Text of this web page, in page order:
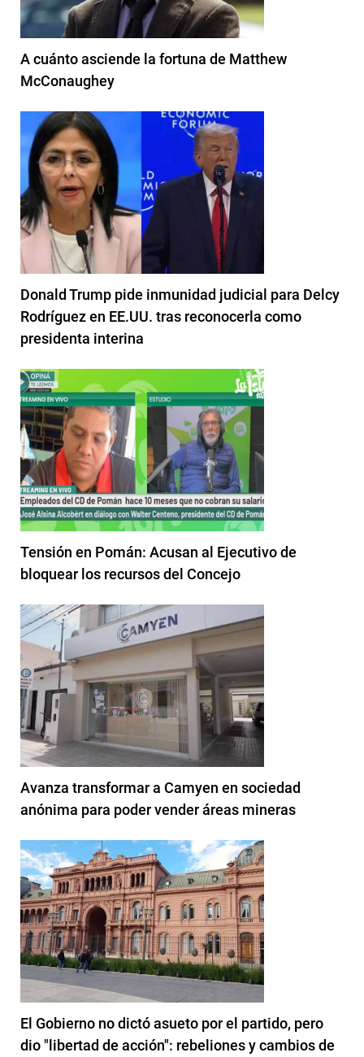
A cuánto asciende la fortuna de Matthew
McConaughey
Donald Trump pide inmunidad judicial para Delcy
Rodríguez en EE.UU. tras reconocerla como
presidenta interina
Tensión en Pomán: Acusan al Ejecutivo de
bloquear los recursos del Concejo
Avanza transformar a Camyen en sociedad
anónima para poder vender áreas mineras
El Gobierno no dictó asueto por el partido, pero
dio "libertad de acción": rebeliones y cambios de